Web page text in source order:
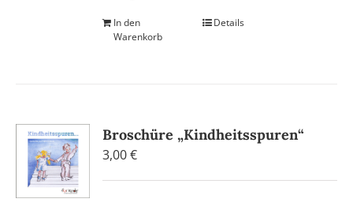
In den
Warenkorb
Details
Broschüre „Kindheitsspuren“
3,00€